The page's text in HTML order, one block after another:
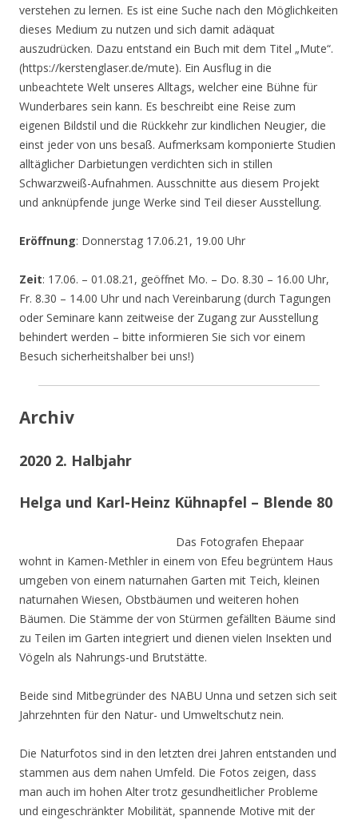
verstehen zu lernen. Es ist eine Suche nach den Möglichkeiten
dieses Medium zu nutzen und sich damit adäquat
auszudrücken. Dazu entstand ein Buch mit dem Titel „Mute“.
(https://kerstenglaser.de/mute). Ein Ausflug in die
unbeachtete Welt unseres Alltags, welcher eine Bühne für
Wunderbares sein kann. Es beschreibt eine Reise zum
eigenen Bildstil und die Rückkehr zur kindlichen Neugier, die
einst jeder von uns besaß. Aufmerksam komponierte Studien
alltäglicher Darbietungen verdichten sich in stillen
Schwarzweiß-Aufnahmen. Ausschnitte aus diesem Projekt
und anknüpfende junge Werke sind Teil dieser Ausstellung.
Eröffnung: Donnerstag 17.06.21, 19.00 Uhr
Zeit: 17.06. – 01.08.21, geöffnet Mo. – Do. 8.30 – 16.00 Uhr,
Fr. 8.30 – 14.00 Uhr und nach Vereinbarung (durch Tagungen
oder Seminare kann zeitweise der Zugang zur Ausstellung
behindert werden – bitte informieren Sie sich vor einem
Besuch sicherheitshalber bei uns!)
Archiv
2020 2. Halbjahr
Helga und Karl-Heinz Kühnapfel – Blende 80
Das Fotografen Ehepaar
wohnt in Kamen-Methler in einem von Efeu begrüntem Haus
umgeben von einem naturnahen Garten mit Teich, kleinen
naturnahen Wiesen, Obstbäumen und weiteren hohen
Bäumen. Die Stämme der von Stürmen gefällten Bäume sind
zu Teilen im Garten integriert und dienen vielen Insekten und
Vögeln als Nahrungs-und Brutstätte.
Beide sind Mitbegründer des NABU Unna und setzen sich seit
Jahrzehnten für den Natur- und Umweltschutz nein.
Die Naturfotos sind in den letzten drei Jahren entstanden und
stammen aus dem nahen Umfeld. Die Fotos zeigen, dass
man auch im hohen Alter trotz gesundheitlicher Probleme
und eingeschränkter Mobilität, spannende Motive mit der